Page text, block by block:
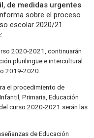
, de medidas urgentes
sobre el proceso
escolar 2020/21
2020-2021, continuarán
plurilingüe e intercultural
2019-2020.
el procedimiento de
Primaria, Educación
curso 2020-2021 serán las
de Educación